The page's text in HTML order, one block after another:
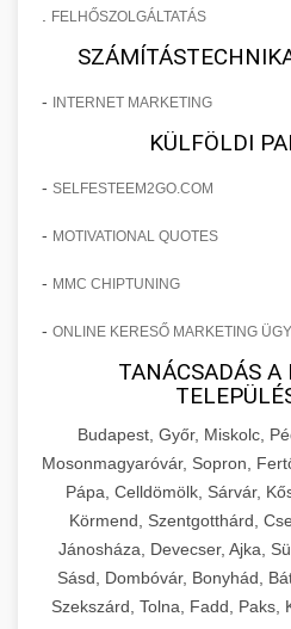
FELHŐSZOLGÁLTATÁS
- INTERNET MARKETING
KÜLFÖLDI
- SELFESTEEM2GO.COM
- MOTIVATIONAL QUOTES
- MMC CHIPTUNING
- ONLINE KERESŐ MARKETING
TANÁCSADÁS A
Budapest, Győr, Miskolc,
Mosonmagyaróvár, Sopron,
Pápa, Celldömölk, Sárvár,
Körmend, Szentgotthárd,
Jánosháza, Devecser, Ajka,
Sásd, Dombóvár, Bonyhád,
Szekszárd, Tolna, Fadd, Paks,